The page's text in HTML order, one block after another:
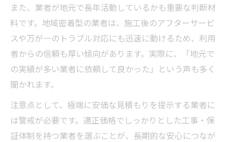
また、業者が地元で長年活動しているかも重要な判断材
料です。地域密着型の業者は、施工後のアフターサービ
スや万が一のトラブル対応にも迅速に動けるため、利用
者からの信頼も厚い傾向があります。実際に、「地元で
の実績が多い業者に依頼して良かった」という声も多く
聞かれます。
注意点として、極端に安価な見積もりを提示する業者に
は警戒が必要です。適正価格でしっかりとした工事・保
証体制を持つ業者を選ぶことが、長期的な安心につなが